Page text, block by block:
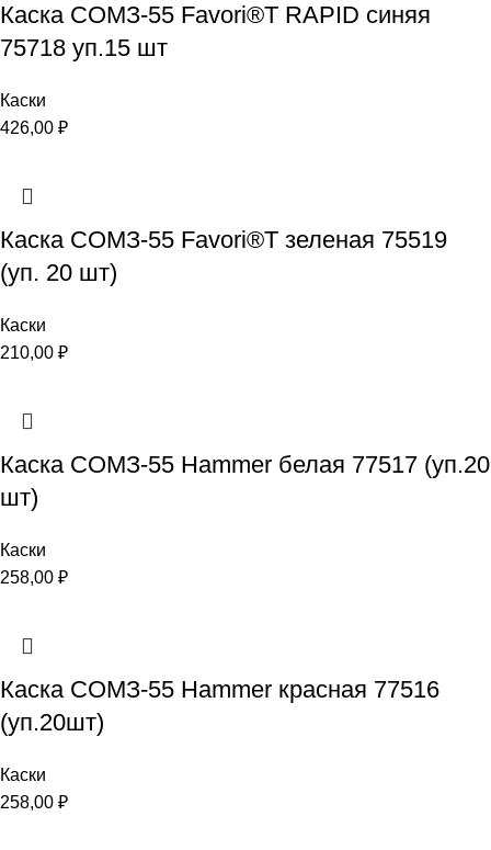
Каска СОМЗ-55 Favori®T RAPID синяя
75718 уп.15 шт
Каски
426,00 ₽
Каска СОМЗ-55 Favori®T зеленая 75519
(уп. 20 шт)
Каски
210,00 ₽
Каска СОМЗ-55 Hammer белая 77517 (уп.20
шт)
Каски
258,00 ₽
Каска СОМЗ-55 Hammer красная 77516
(уп.20шт)
Каски
258,00 ₽